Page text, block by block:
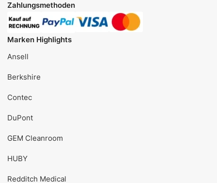
Zahlungsmethoden
Marken Highlights
Ansell
Berkshire
Contec
DuPont
GEM Cleanroom
HUBY
Redditch Medical